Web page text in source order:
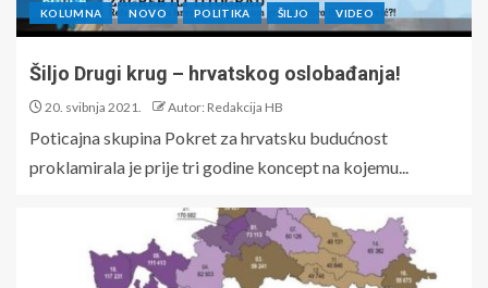
KOLUMNA NOVO POLITIKA ŠILJO VIDEO
Šiljo Drugi krug – hrvatskog oslobađanja!
20. svibnja 2021. Autor: Redakcija HB
Poticajna skupina Pokret za hrvatsku budućnost
proklamirala je prije tri godine koncept na kojemu...